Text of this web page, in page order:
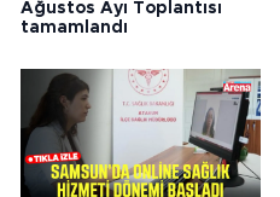
Ağustos Ayı Toplantısı
tamamlandı